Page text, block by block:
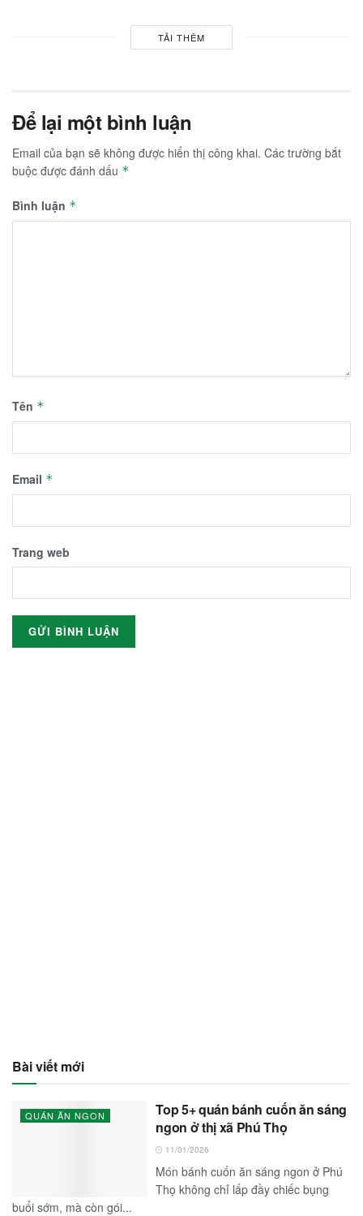
TẢI THÊM
Để lại một bình luận
Email của bạn sẽ không được hiển thị công khai. Các trường bắt
buộc được đánh dấu *
Bình luận *
Tên *
Email *
Trang web
Bài viết mới
QUÁN ĂN NGON
Top 5+ quán bánh cuốn ăn sáng
ngon ở thị xã Phú Thọ
11/01/2026
Món bánh cuốn ăn sáng ngon ở Phú
Thọ không chỉ lấp đầy chiếc bụng
buổi sớm, mà còn gói...